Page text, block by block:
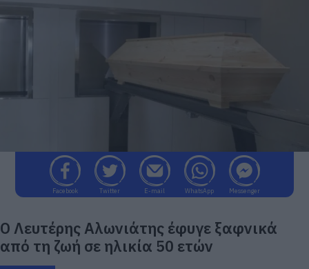
Facebook Twitter E-mail WhatsApp Messenger
Ο Λευτέρης Αλωνιάτης έφυγε ξαφνικά
από τη ζωή σε ηλικία 50 ετών